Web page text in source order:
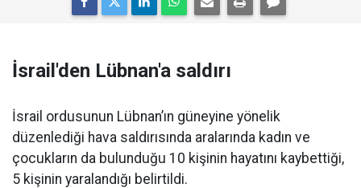
İsrail'den Lübnan'a saldırı
İsrail ordusunun Lübnan’ın güneyine yönelik
düzenlediği hava saldırısında aralarında kadın ve
çocukların da bulunduğu 10 kişinin hayatını kaybettiği,
5 kişinin yaralandığı belirtildi.